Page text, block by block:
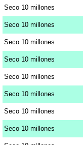
Seco 10 millones
Seco 10 millones
Seco 10 millones
Seco 10 millones
Seco 10 millones
Seco 10 millones
Seco 10 millones
Seco 10 millones